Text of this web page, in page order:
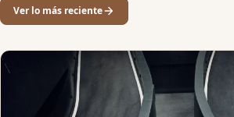
Ver lo más reciente